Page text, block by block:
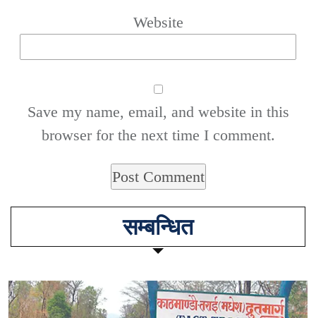
Website
Save my name, email, and website in this
browser for the next time I comment.
सम्बन्धित